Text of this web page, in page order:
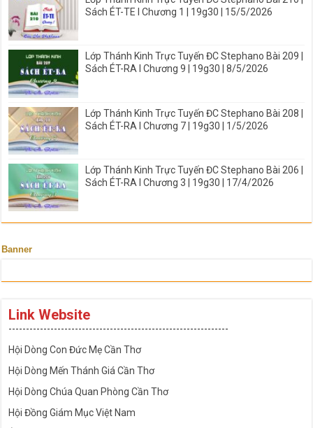
Sách ÉT-TE I Chương 1 | 19g30 | 15/5/2026
Lớp Thánh Kinh Trực Tuyến ĐC Stephano Bài 209 |
Sách ÉT-RA I Chương 9 | 19g30 | 8/5/2026
Lớp Thánh Kinh Trực Tuyến ĐC Stephano Bài 208 |
Sách ÉT-RA I Chương 7 | 19g30 | 1/5/2026
Lớp Thánh Kinh Trực Tuyến ĐC Stephano Bài 206 |
Sách ÉT-RA I Chương 3 | 19g30 | 17/4/2026
Banner
Link Website
---------------------------------------------------------------
Hội Dòng Con Đức Mẹ Cần Thơ
Hội Dòng Mến Thánh Giá Cần Thơ
Hội Dòng Chúa Quan Phòng Cần Thơ
Hội Đồng Giám Mục Việt Nam